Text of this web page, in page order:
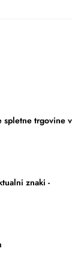
spletne trgovine v
znaki -